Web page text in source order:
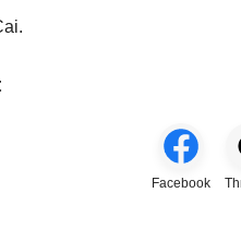
Facebook